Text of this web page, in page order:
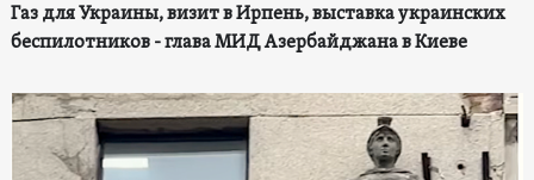
Газ для Украины, визит в Ирпень, выставка украинских
беспилотников - глава МИД Азербайджана в Киеве